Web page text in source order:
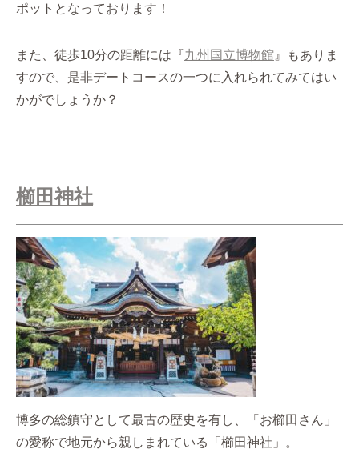
ポットとなっております！
また、徒歩10分の距離には『九州国立博物館 』もありま
すので、是非デートコースの一つに入れられてみてはい
かがでしょうか？
櫛田神社
博多の総鎮守として最古の歴史を有し、「お櫛田さん」
の愛称で地元から親しまれている「櫛田神社」。